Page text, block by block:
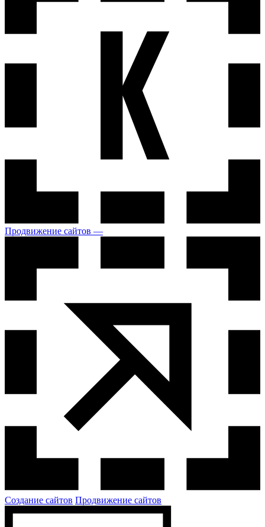
Продвижение сайтов —
Создание сайтов Продвижение сайтов